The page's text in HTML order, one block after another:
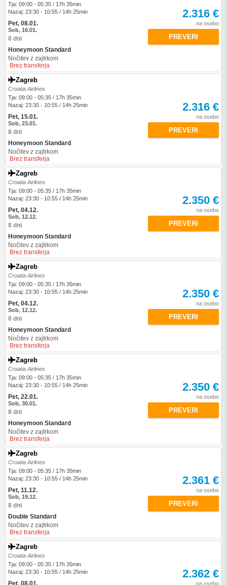
Tja: 09:00 - 05:35 / 17h 35min
Nazaj: 23:30 - 10:55 / 14h 25min
Pet, 08.01.
Sob, 16.01.
8 dni
Honeymoon Standard
Nočitev z zajtrkom
Brez transferja
2.316 €
na osebo
PREVERI
Zagreb
Croatia Airlines
Tja: 09:00 - 05:35 / 17h 35min
Nazaj: 23:30 - 10:55 / 14h 25min
Pet, 15.01.
Sob, 23.01.
8 dni
Honeymoon Standard
Nočitev z zajtrkom
Brez transferja
2.316 €
na osebo
PREVERI
Zagreb
Croatia Airlines
Tja: 09:00 - 05:35 / 17h 35min
Nazaj: 23:30 - 10:55 / 14h 25min
Pet, 04.12.
Sob, 12.12.
8 dni
Honeymoon Standard
Nočitev z zajtrkom
Brez transferja
2.350 €
na osebo
PREVERI
Zagreb
Croatia Airlines
Tja: 09:00 - 05:35 / 17h 35min
Nazaj: 23:30 - 10:55 / 14h 25min
Pet, 04.12.
Sob, 12.12.
8 dni
Honeymoon Standard
Nočitev z zajtrkom
Brez transferja
2.350 €
na osebo
PREVERI
Zagreb
Croatia Airlines
Tja: 09:00 - 05:35 / 17h 35min
Nazaj: 23:30 - 10:55 / 14h 25min
Pet, 22.01.
Sob, 30.01.
8 dni
Honeymoon Standard
Nočitev z zajtrkom
Brez transferja
2.350 €
na osebo
PREVERI
Zagreb
Croatia Airlines
Tja: 09:00 - 05:35 / 17h 35min
Nazaj: 23:30 - 10:55 / 14h 25min
Pet, 11.12.
Sob, 19.12.
8 dni
Double Standard
Nočitev z zajtrkom
Brez transferja
2.361 €
na osebo
PREVERI
Zagreb
Croatia Airlines
Tja: 09:00 - 05:35 / 17h 35min
Nazaj: 23:30 - 10:55 / 14h 25min
Pet, 08.01.
2.362 €
na osebo